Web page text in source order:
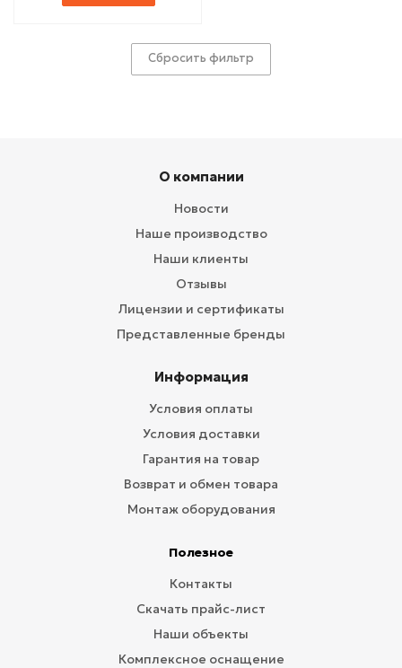
Сбросить фильтр
О компании
Новости
Наше производство
Наши клиенты
Отзывы
Лицензии и сертификаты
Представленные бренды
Информация
Условия оплаты
Условия доставки
Гарантия на товар
Возврат и обмен товара
Монтаж оборудования
Полезное
Контакты
Скачать прайс-лист
Наши объекты
Комплексное оснащение